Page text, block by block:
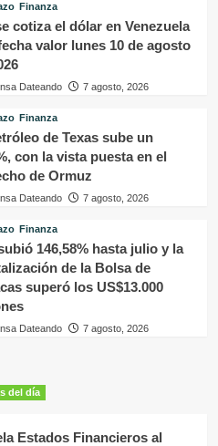
Finanza
cotiza el dólar en Venezuela
valor lunes 10 de agosto
Dateando 7 agosto, 2026
Finanza
de Texas sube un
con la vista puesta en el
de Ormuz
Dateando 7 agosto, 2026
Finanza
146,58% hasta julio y la
de la Bolsa de
superó los US$13.000
Dateando 7 agosto, 2026
del día
Estados Financieros al